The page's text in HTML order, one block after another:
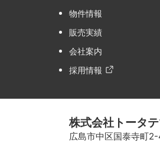
物件情報
販売実績
会社案内
採用情報
株式会社トータ
広島市中区国泰寺町